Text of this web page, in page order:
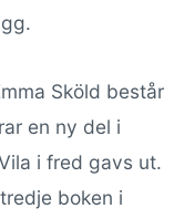
Sköld består
en ny del i
i fred gavs ut.
boken i